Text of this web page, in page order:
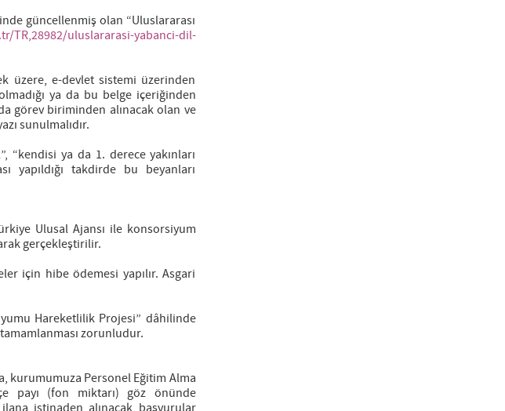
güncellenmiş olan “Uluslararası
TR,28982/uluslararasi-yabanci-dil-
üzere, e-devlet sistemi üzerinden
ya da bu belge içeriğinden
görev biriminden alınacak olan ve
sunulmalıdır.
“kendisi ya da 1. derece yakınları
yapıldığı takdirde bu beyanları
Ulusal Ajansı ile konsorsiyum
gerçekleştirilir.
için hibe ödemesi yapılır. Asgari
Hareketlilik Projesi” dâhilinde
zorunludur.
kurumumuza Personel Eğitim Alma
payı (fon miktarı) göz önünde